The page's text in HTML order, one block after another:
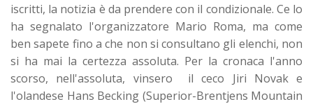
iscritti, la notizia è da prendere con il condizionale. Ce lo
ha segnalato l'organizzatore Mario Roma, ma come
ben sapete fino a che non si consultano gli elenchi, non
si ha mai la certezza assoluta. Per la cronaca l'anno
scorso, nell'assoluta, vinsero il ceco Jiri Novak e
l'olandese Hans Becking (Superior-Brentjens Mountain